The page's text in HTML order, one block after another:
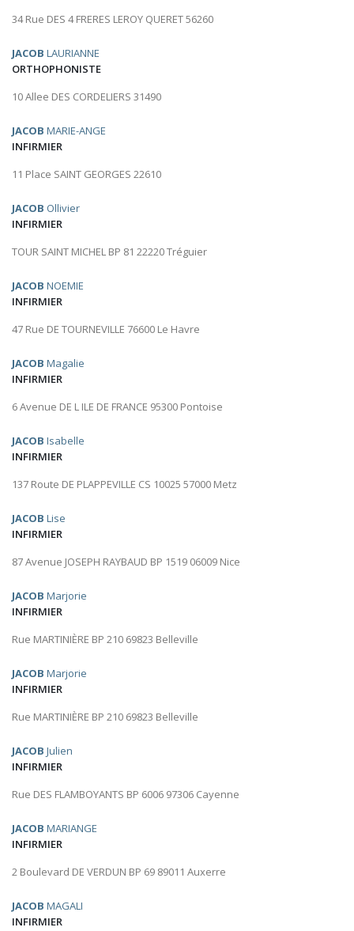
34 Rue DES 4 FRERES LEROY QUERET 56260
JACOB LAURIANNE
ORTHOPHONISTE
10 Allee DES CORDELIERS 31490
JACOB MARIE-ANGE
INFIRMIER
11 Place SAINT GEORGES 22610
JACOB Ollivier
INFIRMIER
TOUR SAINT MICHEL BP 81 22220 Tréguier
JACOB NOEMIE
INFIRMIER
47 Rue DE TOURNEVILLE 76600 Le Havre
JACOB Magalie
INFIRMIER
6 Avenue DE L ILE DE FRANCE 95300 Pontoise
JACOB Isabelle
INFIRMIER
137 Route DE PLAPPEVILLE CS 10025 57000 Metz
JACOB Lise
INFIRMIER
87 Avenue JOSEPH RAYBAUD BP 1519 06009 Nice
JACOB Marjorie
INFIRMIER
Rue MARTINIÈRE BP 210 69823 Belleville
JACOB Marjorie
INFIRMIER
Rue MARTINIÈRE BP 210 69823 Belleville
JACOB Julien
INFIRMIER
Rue DES FLAMBOYANTS BP 6006 97306 Cayenne
JACOB MARIANGE
INFIRMIER
2 Boulevard DE VERDUN BP 69 89011 Auxerre
JACOB MAGALI
INFIRMIER